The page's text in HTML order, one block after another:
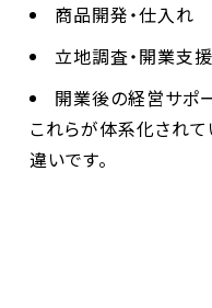
商品開発・仕入れ
立地調査・開業支援
開業後の経営サポ
これらが体系化され
違いです。